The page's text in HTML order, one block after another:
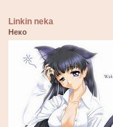
Linkin neka
Неко